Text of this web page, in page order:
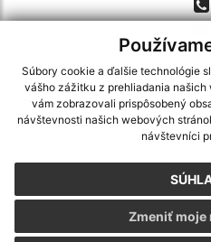
Súbory cookie a ďalšie technológie
vášho zážitku z prehliadania
vám zobrazovali prispôsobený
návštevnosti našich webových
návštevníci
Zmeniť moje
využite možnosť získavania
CMS systém (redakčný) systém
webex.digital, s.r.o.
Posledná
Vytlačiť stránku|